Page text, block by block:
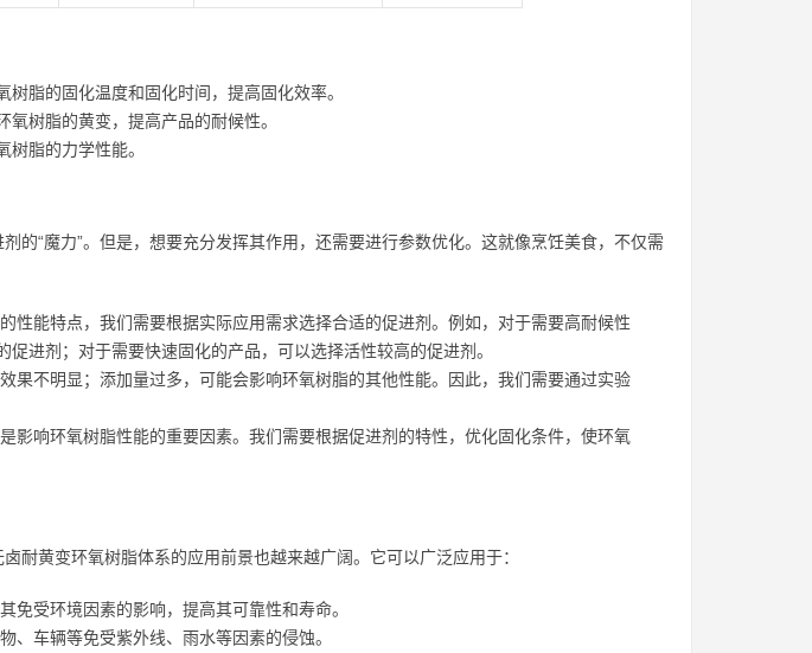
脂的固化温度和固化时间，提高固化效率。
树脂的黄变，提高产品的耐候性。
脂的力学性能。
的“魔力”。但是，想要充分发挥其作用，还需要进行参数优化。这就像烹饪美食，不仅需
性能特点，我们需要根据实际应用需求选择合适的促进剂。例如，对于需要高耐候性
进剂；对于需要快速固化的产品，可以选择活性较高的促进剂。
果不明显；添加量过多，可能会影响环氧树脂的其他性能。因此，我们需要通过实验
影响环氧树脂性能的重要因素。我们需要根据促进剂的特性，优化固化条件，使环氧
耐黄变环氧树脂体系的应用前景也越来越广阔。它可以广泛应用于：
免受环境因素的影响，提高其可靠性和寿命。
、车辆等免受紫外线、雨水等因素的侵蚀。